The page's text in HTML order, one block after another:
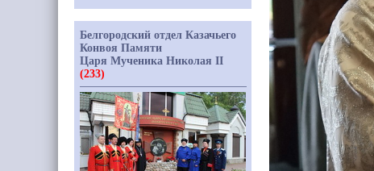
Белгородский отдел Казачьего
Конвоя Памяти
Царя Мученика Николая II
(233)